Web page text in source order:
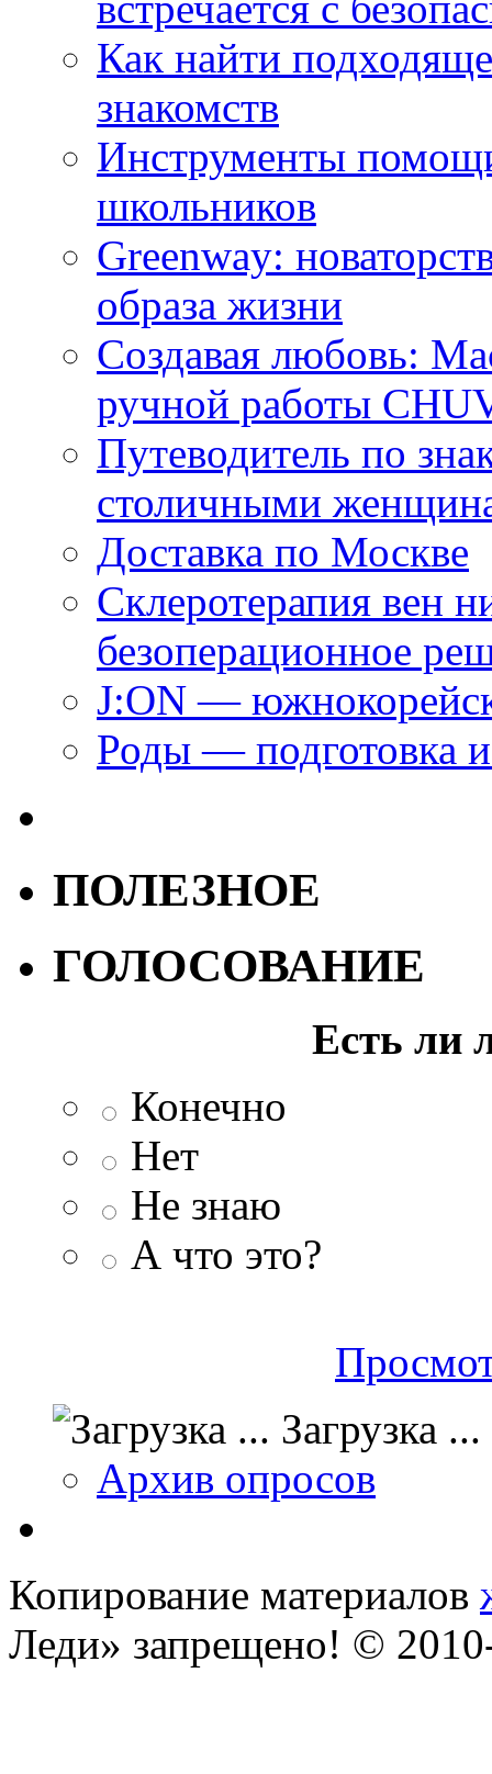
Как найти
знакомств
Инструменты
школьников
Greenway:
образа жизни
Создавая любовь:
ручной работы
Путеводитель по
столичными
Доставка по Москве
Склеротерапия вен
безоперационное
J:ON —
Роды — подготовка
ПОЛЕЗНОЕ
ГОЛОСОВАНИЕ
Есть ли
Конечно
Нет
Не знаю
А что это?
Загрузка ...
Архив опросов
Копирование материалов
Леди» запрещено! ©